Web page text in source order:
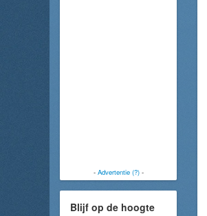
- Advertentie (?)-
Blijf op de hoogte